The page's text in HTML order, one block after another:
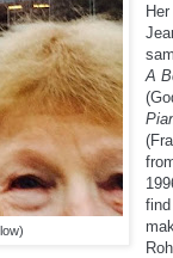
A